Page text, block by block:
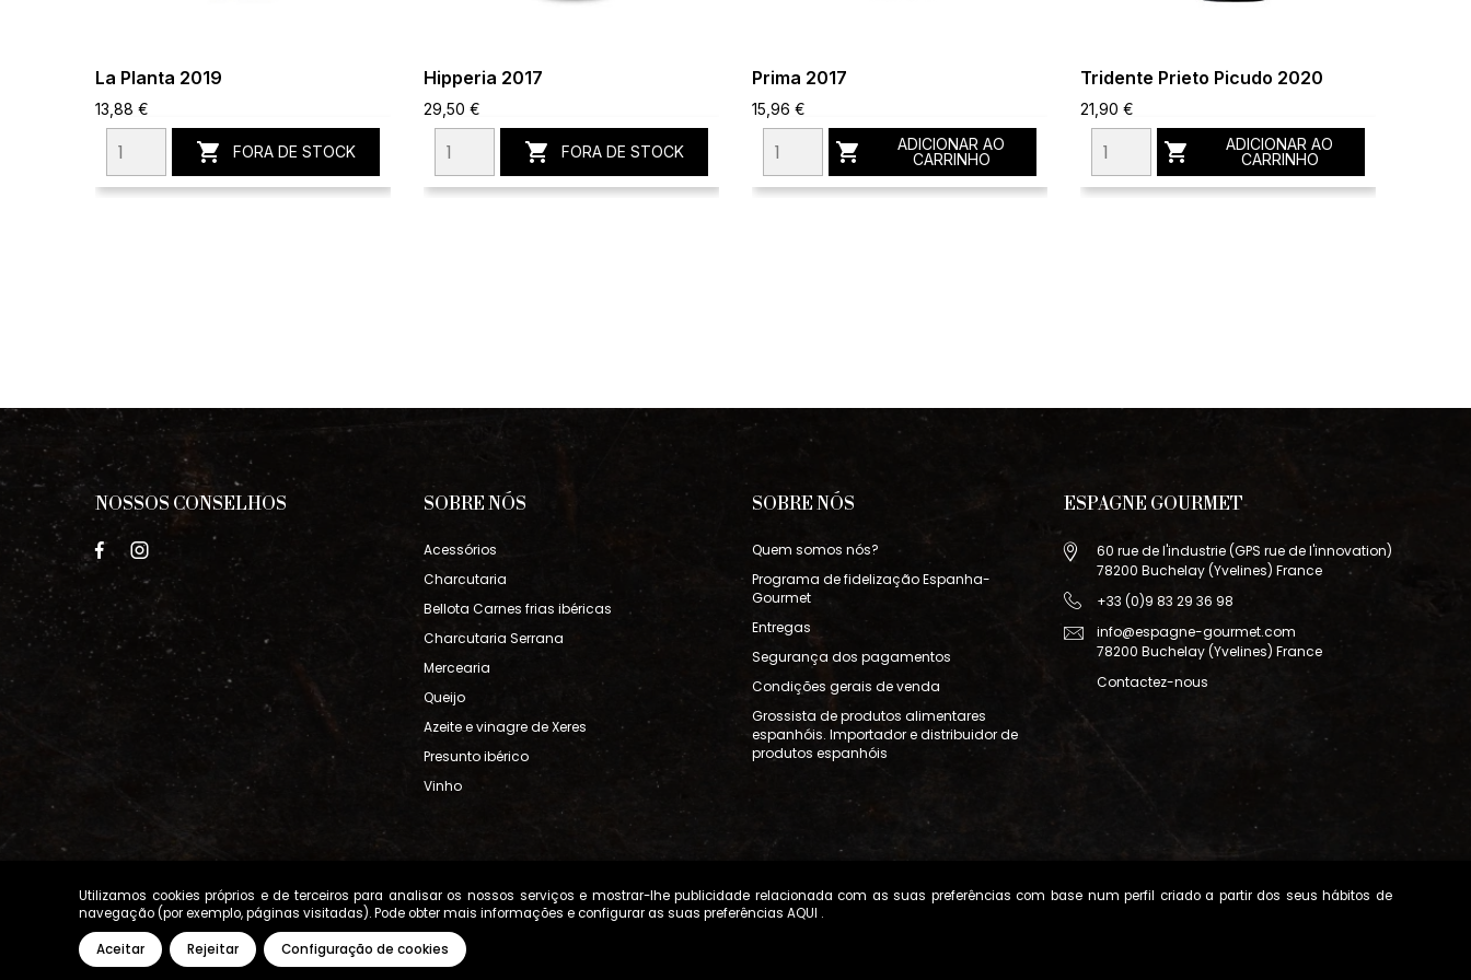
Utilizamos cookies próprios e de terceiros para analisar os nossos serviços e mostrar-lhe publicidade relacionada com as suas preferências com base num perfil criado a partir dos seus hábitos de
navegação (por exemplo, páginas visitadas). Pode obter mais informações e configurar as suas preferências AQUI .
Aceitar Rejeitar Configuração de cookies
La Planta 2019
13,88 €
 FORA DE STOCK
Hipperia 2017
29,50 €
 FORA DE STOCK
Prima 2017
15,96 €

ADICIONAR AO
CARRINHO
Tridente Prieto Picudo 2020
21,90 €

ADICIONAR AO
CARRINHO
NOSSOS CONSELHOS SOBRE NÓS
Acessórios
Charcutaria
Bellota Carnes frias ibéricas
Charcutaria Serrana
Mercearia
Queijo
Azeite e vinagre de Xeres
Presunto ibérico
Vinho
SOBRE NÓS
Quem somos nós?
Programa de fidelização Espanha-
Gourmet
Entregas
Segurança dos pagamentos
Condições gerais de venda
Grossista de produtos alimentares
espanhóis. Importador e distribuidor de
produtos espanhóis
ESPAGNE GOURMET
60 rue de l'industrie (GPS rue de l'innovation)
78200 Buchelay (Yvelines) France
+33 (0)9 83 29 36 98
info@espagne-gourmet.com
78200 Buchelay (Yvelines) France
Contactez-nous
Termos de Vendas Gerenciamento de cookies